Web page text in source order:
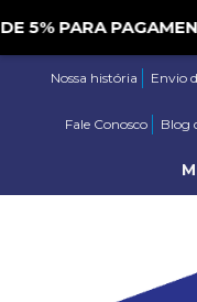
PARA
Nossa história Envio
Fale Conosco Blog